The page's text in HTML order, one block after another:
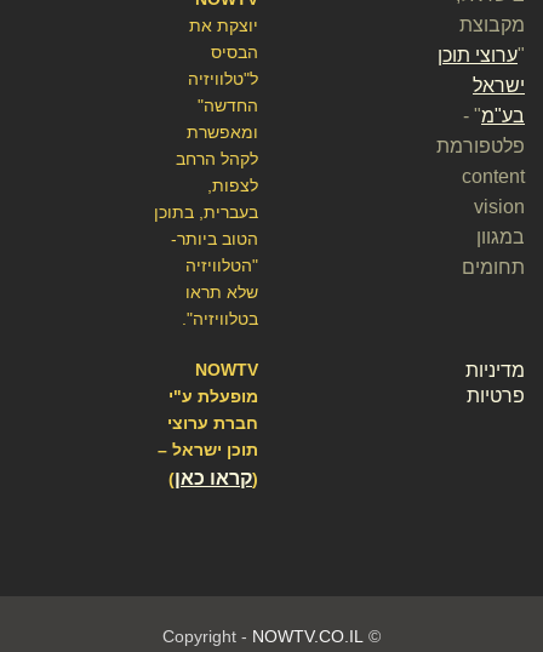
יוצקת את
הבסיס
ל"טלוויזיה
החדשה"
ומאפשרת
לקהל הרחב
לצפות,
בעברית, בתוכן
הטוב ביותר-
"הטלוויזיה
שלא תראו
בטלוויזיה".
NOWTV
מופעלת ע"י
חברת ערוצי
תוכן ישראל –
(קראו כאן)
מקבוצת
"ערוצי תוכן
ישראל
בע"מ" -
פלטפורמת
content
vision
במגוון
תחומים
מדיניות
פרטיות
© Copyright -
NOWTV.CO.IL